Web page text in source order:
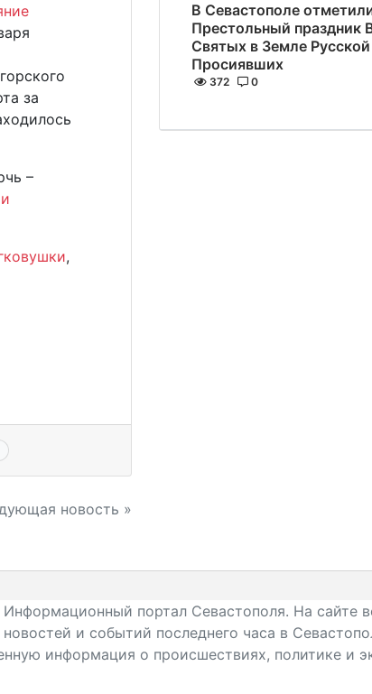
за
–
,
новость »
В Севастополе
Престольный праздник
Святых в Земле Русской
Просиявших
372 0
портал Севастополя. На сайте
новостей и событий последнего часа в
информация о происшествиях, политике и